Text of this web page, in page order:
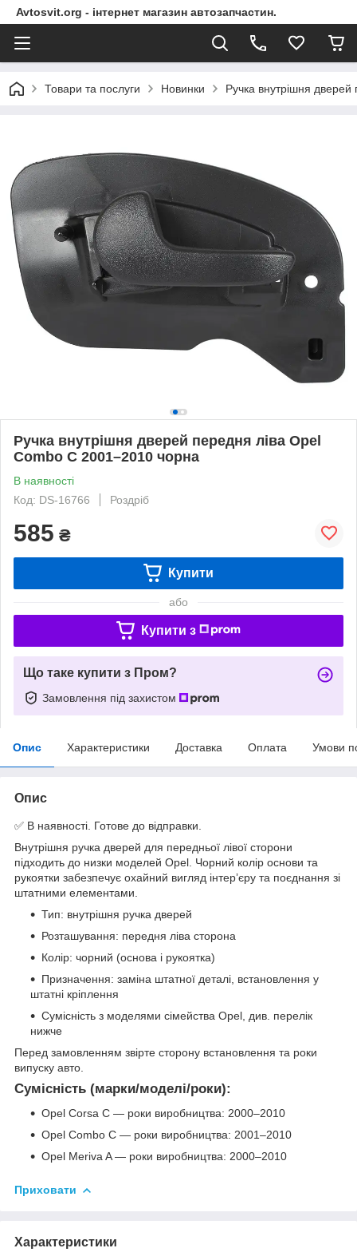
Avtosvit.org - інтернет магазин автозапчастин.
Товари та послуги Новинки Ручка внутрішня
Ручка внутрішня дверей передня ліва Opel
Combo C 2001–2010 чорна
В наявності
Код: DS-16766
Роздріб
585 ₴
Купити
або
Купити з
Що таке купити з Пром?
Замовлення під захистом
Опис Характеристики Доставка Оплата Умови
Опис
✅ В наявності. Готове до відправки.
Внутрішня ручка дверей для передньої лівої сторони
підходить до низки моделей Opel. Чорний колір основи та
рукоятки забезпечує охайний вигляд інтерʼєру та поєднання зі
штатними елементами.
Тип: внутрішня ручка дверей
Розташування: передня ліва сторона
Колір: чорний (основа і рукоятка)
Призначення: заміна штатної деталі, встановлення у
штатні кріплення
Сумісність з моделями сімейства Opel, див. перелік
нижче
Перед замовленням звірте сторону встановлення та роки
випуску авто.
Сумісність (марки/моделі/роки):
Opel Corsa C — роки виробництва: 2000–2010
Opel Combo C — роки виробництва: 2001–2010
Opel Meriva A — роки виробництва: 2000–2010
Приховати
Характеристики